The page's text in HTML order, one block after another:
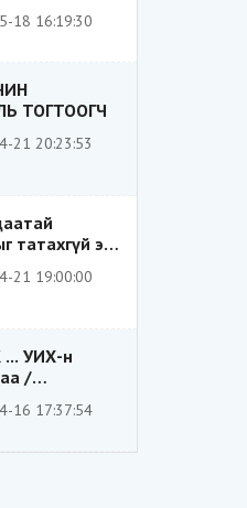
18 16:19:30
ТОГТООГЧ
21 20:23:53
татахгүй ээ,
21 19:00:00
УИХ-н
/
гадаадын
авсан уу/
16 17:37:54